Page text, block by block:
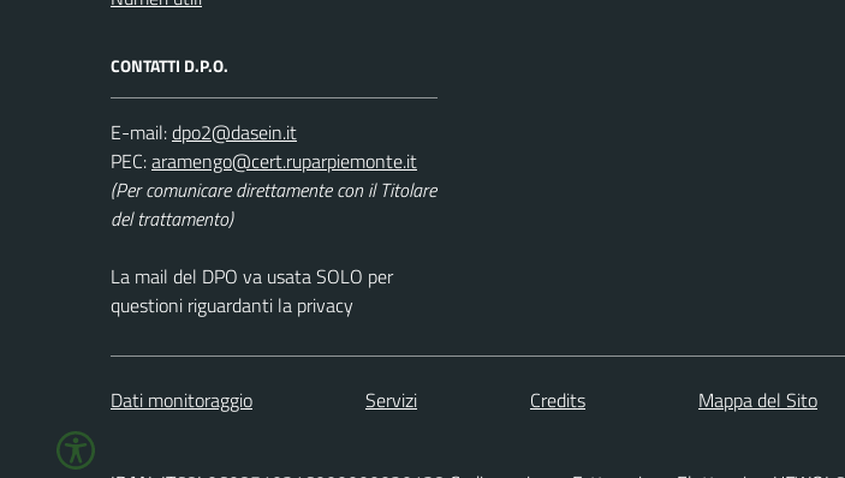
CONTATTI D.P.O.
E-mail:
PEC:
(Per comunicare direttamente con il Titolare
del trattamento)
La mail del DPO va usata SOLO per
questioni riguardanti la privacy
Dati monitoraggio Servizi Credits Mappa del Sito